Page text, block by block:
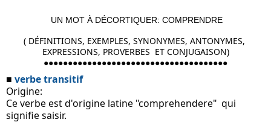
UN MOT À DÉCORTIQUER: COMPRENDRE
( DÉFINITIONS, EXEMPLES, SYNONYMES, ANTONYMES,
EXPRESSIONS, PROVERBES  ET CONJUGAISON)
●●●●●●●●●●●●●●●●●●●●●●●●●●●●●●●●●●●●●●
■ verbe transitif
Origine:
Ce verbe est d'origine latine "comprehendere"  qui
signifie saisir.